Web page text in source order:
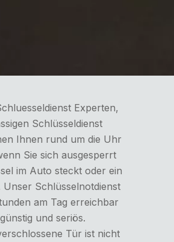
Experten,
Schlüsseldienst
Ihnen rund um die Uhr
Sie sich ausgesperrt
im Auto steckt oder ein
Unser Schlüsselnotdienst
am Tag erreichbar
und seriös.
Tür ist nicht